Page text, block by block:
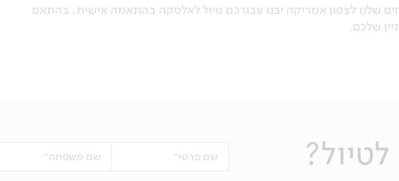
שלנו לצפון אמריקה יבנו עבורכם טיול לאלסקה בהתאמה אישית, בהתאם
שלכם.
שם פרטי שם משפחה